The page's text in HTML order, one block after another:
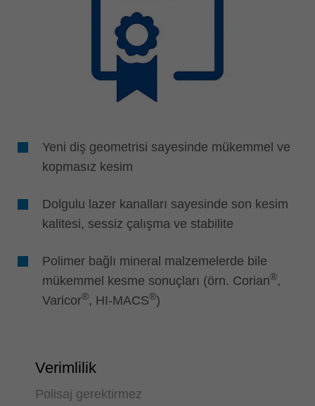
Yeni diş geometrisi sayesinde mükemmel ve
kopmasız kesim
Dolgulu lazer kanalları sayesinde son kesim
kalitesi, sessiz çalışma ve stabilite
Polimer bağlı mineral malzemelerde bile
mükemmel kesme sonuçları (örn. Corian®,
Varicor®, HI-MACS®)
Verimlilik
Polisaj gerektirmez